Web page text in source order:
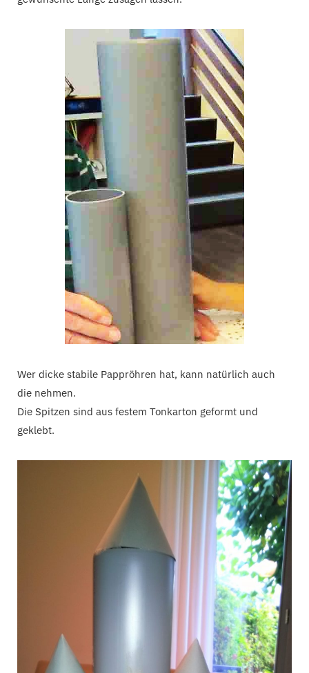
Wer dicke stabile Pappröhren hat, kann natürlich auch
die nehmen.
Die Spitzen sind aus festem Tonkarton geformt und
geklebt.